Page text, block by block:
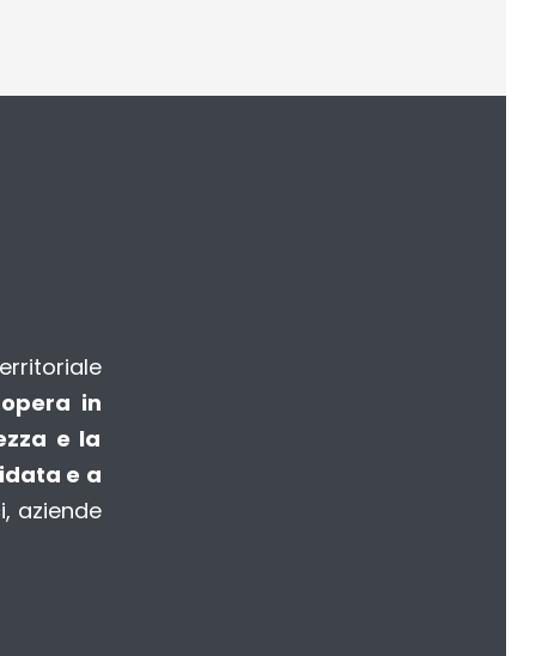
in
e la
e a
aziende